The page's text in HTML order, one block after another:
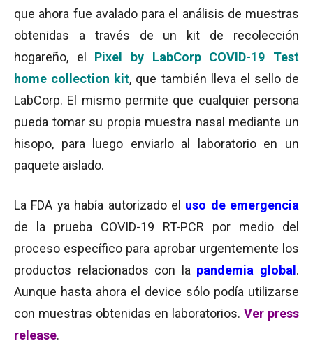
que ahora fue avalado para el análisis de muestras
obtenidas a través de un kit de recolección
hogareño, el Pixel by LabCorp COVID-19 Test
home collection kit, que también lleva el sello de
LabCorp. El mismo permite que cualquier persona
pueda tomar su propia muestra nasal mediante un
hisopo, para luego enviarlo al laboratorio en un
paquete aislado.
La FDA ya había autorizado el uso de emergencia
de la prueba COVID-19 RT-PCR por medio del
proceso específico para aprobar urgentemente los
productos relacionados con la pandemia global .
Aunque hasta ahora el device sólo podía utilizarse
con muestras obtenidas en laboratorios. Ver press
release.